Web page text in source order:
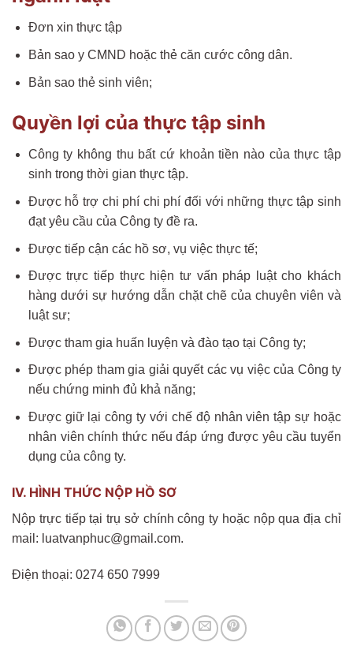
Đơn xin thực tập
Bản sao y CMND hoặc thẻ căn cước công dân.
Bản sao thẻ sinh viên;
Quyền lợi của thực tập sinh
Công ty không thu bất cứ khoản tiền nào của thực tập
sinh trong thời gian thực tập.
Được hỗ trợ chi phí chi phí đối với những thực tập sinh
đạt yêu cầu của Công ty đề ra.
Được tiếp cận các hồ sơ, vụ việc thực tế;
Được trực tiếp thực hiện tư vấn pháp luật cho khách
hàng dưới sự hướng dẫn chặt chẽ của chuyên viên và
luật sư;
Được tham gia huấn luyện và đào tạo tại Công ty;
Được phép tham gia giải quyết các vụ việc của Công ty
nếu chứng minh đủ khả năng;
Được giữ lại công ty với chế độ nhân viên tập sự hoặc
nhân viên chính thức nếu đáp ứng được yêu cầu tuyển
dụng của công ty.
IV. HÌNH THỨC NỘP HỒ SƠ
Nộp trực tiếp tại trụ sở chính công ty hoặc nộp qua địa chỉ
mail: luatvanphuc@gmail.com.
Điện thoại: 0274 650 7999